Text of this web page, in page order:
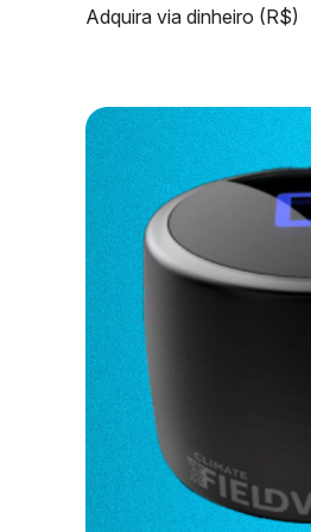
Adquira via dinheiro (R$)